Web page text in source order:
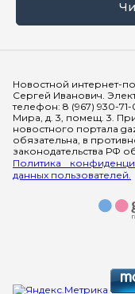
Новостной интернет-
Сергей Иванович.
телефон: 8 (967) 930-
Мира, д. 3, помещ. 3.
новостного портала
обязательна, в
законодательства РФ
Политика
данных пользователей.